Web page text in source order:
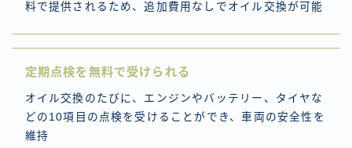
料で提供されるため、追加費用なしでオイル交換が可能
定期点検を無料で受けられる
オイル交換のたびに、エンジンやバッテリー、タイヤな
どの10項目の点検を受けることができ、車両の安全性を
維持